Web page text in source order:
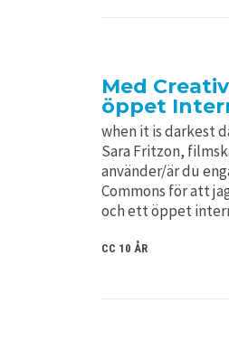
Med
öppet
when it is darkest
Sara Fritzon,
använder/är du
Commons för att
och ett öppet
CC 10 ÅR